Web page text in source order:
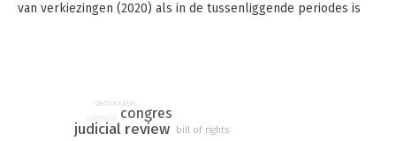
van verkiezingen (2020) als in de tussenliggende periodes is
worden praktijkvoorbeelden gegeven en komen actuele
gebeurtenissen aan de orde.
judicial review
congres
bill of rights
overheid
democratie